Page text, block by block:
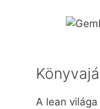
A lean